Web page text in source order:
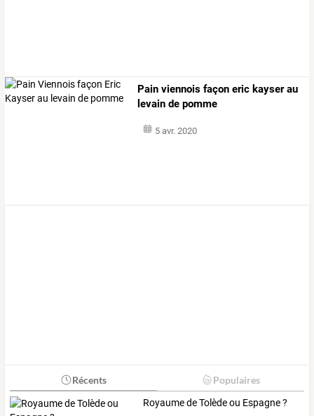
Pain viennois façon eric kayser au
levain de pomme
5 avr. 2020
Récents Populaires
Royaume de Tolède ou Espagne ?